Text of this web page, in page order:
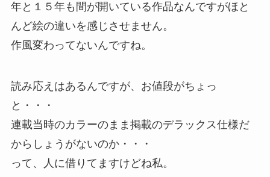
年と１５年も間が開いている作品なんですがほと
んど絵の違いを感じさせません。
作風変わってないんですね。
読み応えはあるんですが、お値段がちょっ
と・・・
連載当時のカラーのまま掲載のデラックス仕様だ
からしょうがないのか・・・
って、人に借りてますけどね私。